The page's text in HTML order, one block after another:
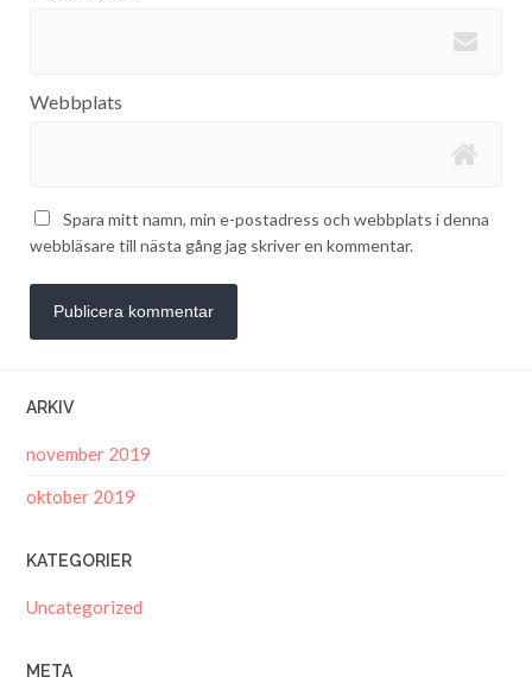
Webbplats
Spara mitt namn, min e-postadress och webbplats i denna
webbläsare till nästa gång jag skriver en kommentar.
ARKIV
november 2019
oktober 2019
KATEGORIER
Uncategorized
META